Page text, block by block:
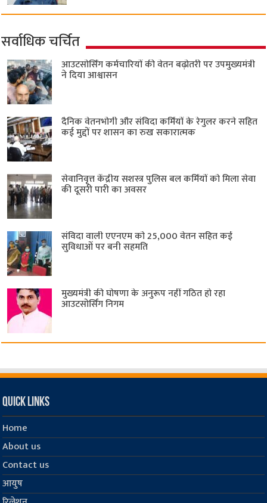
सर्वाधिक चर्चित
आउटसोर्सिंग कर्मचारियों की वेतन बढ़ोतरी पर उपमुख्यमंत्री
ने दिया आश्वासन
दैनिक वेतनभोगी और संविदा कर्मियों के रेगुलर करने सहित
कई मुद्दों पर शासन का रुख सकारात्मक
सेवानिवृत्त केंद्रीय सशस्त्र पुलिस बल ​कर्मियों को मिला सेवा
की दूसरी पारी का अवसर
संविदा वाली एएनएम को 25,000 वेतन सहित कई
सुविधाओं पर बनी सहमति
मुख्यमंत्री की घोषणा के अनुरूप नहीं गठित हो रहा
आउटसोर्सिंग निगम
Quick Links
Home
About us
Contact us
आयुष